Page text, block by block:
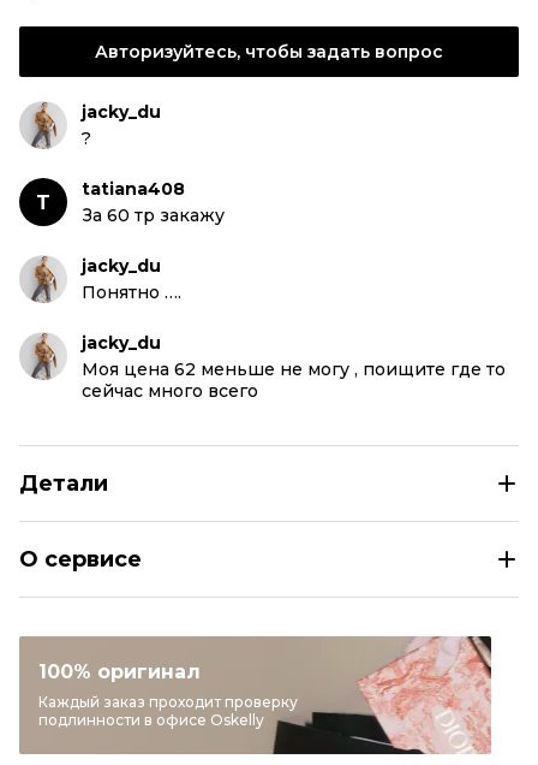
Авторизуйтесь, чтобы задать вопрос
jacky_du
?
T
tatiana408
За 60 тр закажу
jacky_du
Понятно ….
jacky_du
Моя цена 62 меньше не могу , поищите где то
сейчас много всего
Детали
Категория
Бренд
VALENTINO
Модель
Lacerunner
О сервисе
100% оригинал
Каждый заказ проходит проверку
подлинности в офисе Oskelly